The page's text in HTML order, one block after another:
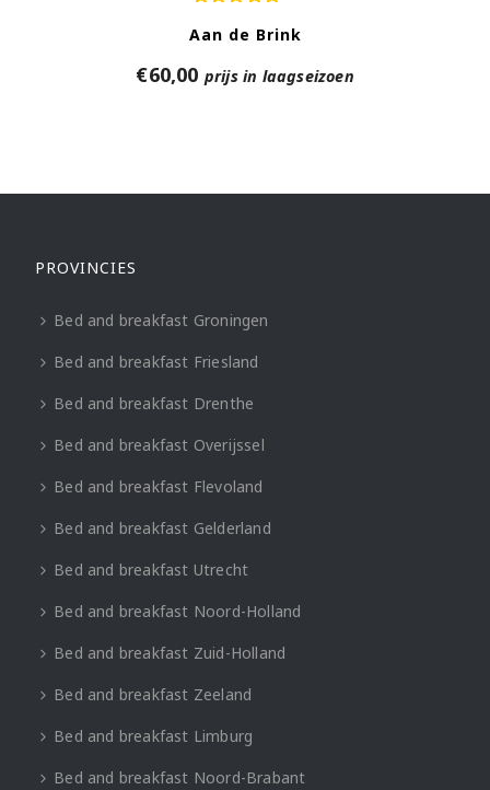
Aan de Brink
€60,00 prijs in laagseizoen
PROVINCIES
Bed and breakfast Groningen
Bed and breakfast Friesland
Bed and breakfast Drenthe
Bed and breakfast Overijssel
Bed and breakfast Flevoland
Bed and breakfast Gelderland
Bed and breakfast Utrecht
Bed and breakfast Noord-Holland
Bed and breakfast Zuid-Holland
Bed and breakfast Zeeland
Bed and breakfast Limburg
Bed and breakfast Noord-Brabant